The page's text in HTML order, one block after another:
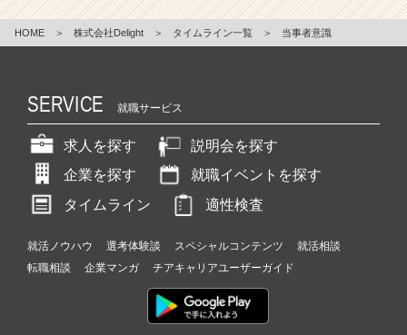
HOME ＞ 株式会社Delight ＞ タイムライン一覧 ＞ 当事者意識
SERVICE 就職サービス
求人を探す
説明会を探す
企業を探す
就職イベントを探す
タイムライン
適性検査
就活ノウハウ 選考体験談 スペシャルコンテンツ
就活相談
転職相談
企業マンガ チアキャリアユーザーガイド